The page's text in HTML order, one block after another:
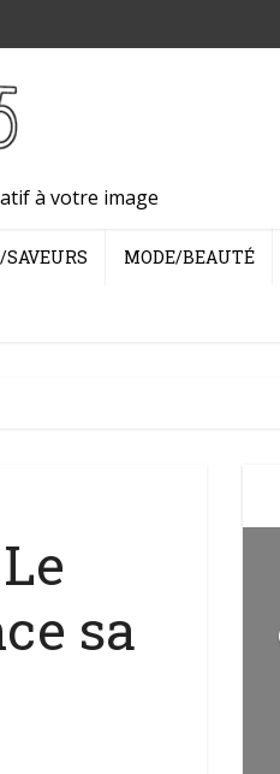
à votre image
SAVEURS MODE/BEAUTÉ
sa